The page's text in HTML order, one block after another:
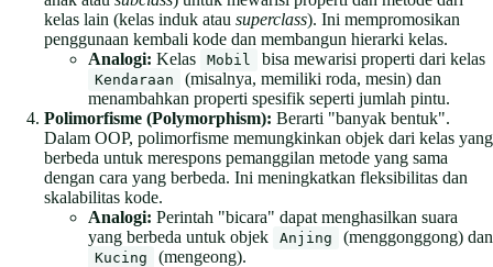
kelas lain (kelas induk atau superclass). Ini mempromosikan
penggunaan kembali kode dan membangun hierarki kelas.
Analogi: Kelas Mobil bisa mewarisi properti dari kelas
Kendaraan
(misalnya, memiliki roda, mesin) dan
menambahkan properti spesifik seperti jumlah pintu.
Polimorfisme (Polymorphism): Berarti "banyak bentuk".
Dalam OOP, polimorfisme memungkinkan objek dari kelas yang
berbeda untuk merespons pemanggilan metode yang sama
dengan cara yang berbeda. Ini meningkatkan fleksibilitas dan
skalabilitas kode.
Analogi: Perintah "bicara" dapat menghasilkan suara
yang berbeda untuk objek
Anjing (menggonggong) dan
Kucing (mengeong).